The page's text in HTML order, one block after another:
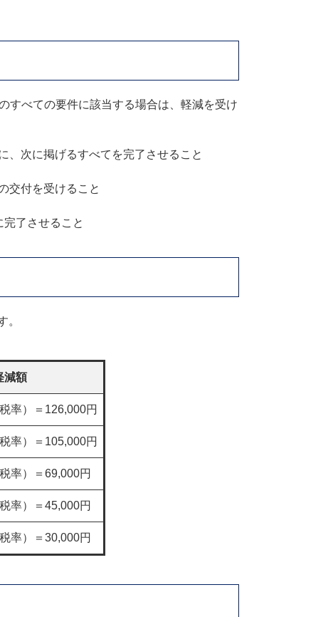
べての要件に該当する場合は、軽減を受け
、次に掲げるすべてを完了させること
交付を受けること
了させること
。
減額
率）＝126,000円
率）＝105,000円
率）＝69,000円
率）＝45,000円
率）＝30,000円